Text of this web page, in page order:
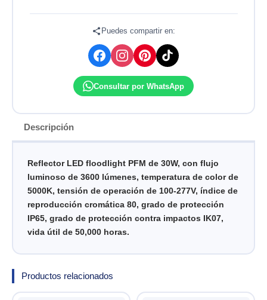
Puedes compartir en:
Consultar por WhatsApp
Descripción
Reflector LED floodlight PFM de 30W, con flujo
luminoso de 3600 lúmenes, temperatura de color de
5000K, tensión de operación de 100-277V, índice de
reproducción cromática 80, grado de protección
IP65, grado de protección contra impactos IK07,
vida útil de 50,000 horas.
Productos relacionados